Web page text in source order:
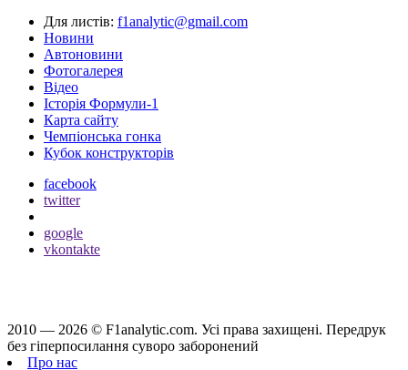
Для листів: f1analytic@gmail.com
Новини
Автоновини
Фотогалерея
Відео
Історія Формули-1
Карта сайту
Чемпіонська гонка
Кубок конструкторів
facebook
twitter
google
vkontakte
2010 — 2026 © F1analytic.com. Усi права захищенi. Передрук
без гіперпосилання суворо заборонений
Про нас